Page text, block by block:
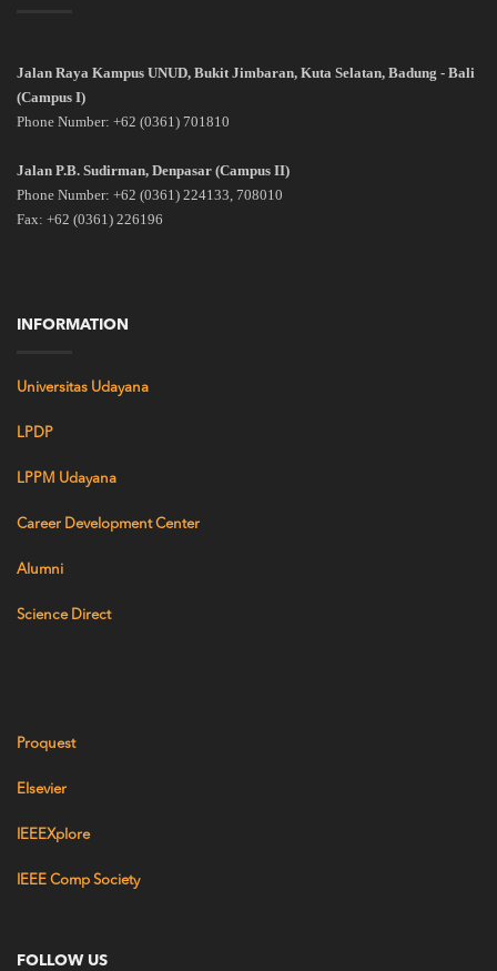
Jalan Raya Kampus UNUD, Bukit Jimbaran, Kuta Selatan, Badung - Bali
(Campus I)
Phone Number: +62 (0361) 701810
Jalan P.B. Sudirman, Denpasar (Campus II)
Phone Number: +62 (0361) 224133, 708010
Fax: +62 (0361) 226196
INFORMATION
Universitas Udayana
LPDP
LPPM Udayana
Career Development Center
Alumni
Science Direct
Proquest
Elsevier
IEEEXplore
IEEE Comp Society
FOLLOW US